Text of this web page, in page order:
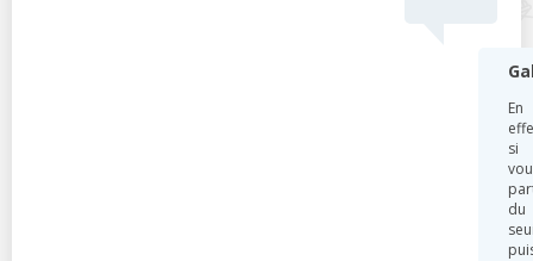
En
si
du